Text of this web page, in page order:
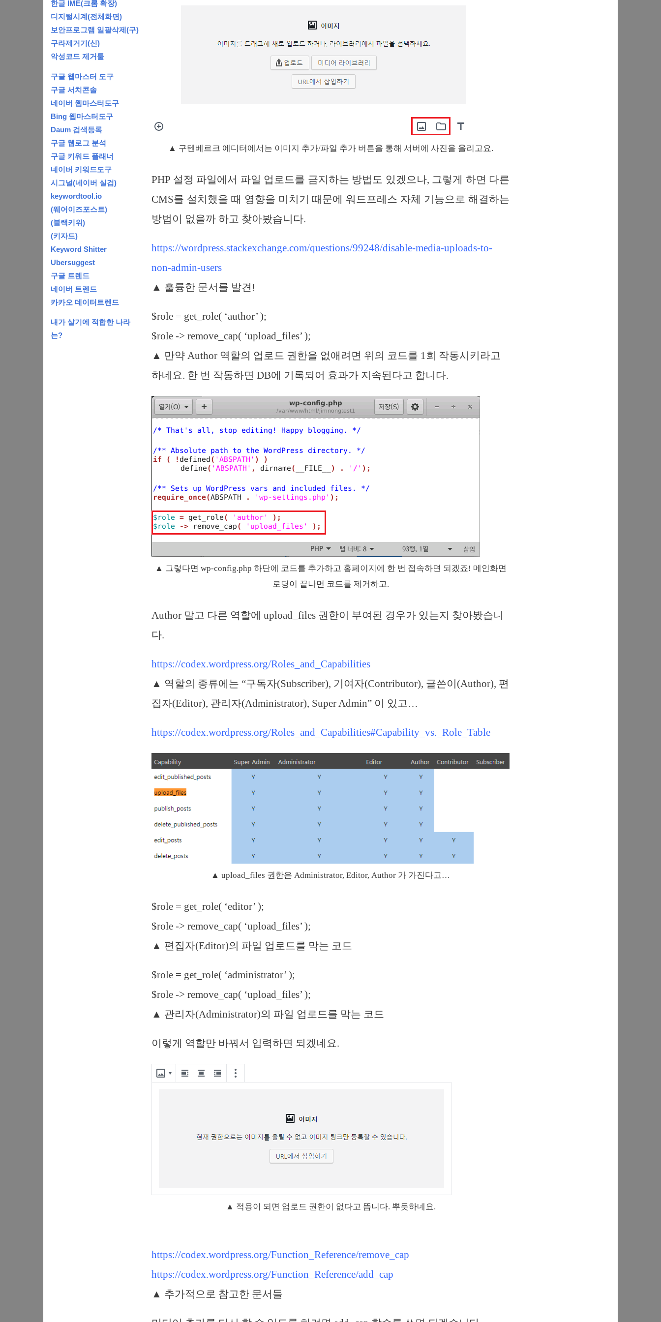
▲ 구텐베르크 에디터에서는 이미지 추가/파일 추가 버튼을 통해 서버에 사진을 올리고요.
PHP 설정 파일에서 파일 업로드를 금지하는 방법도 있겠으나, 그렇게 하면 다른
CMS를 설치했을 때 영향을 미치기 때문에 워드프레스 자체 기능으로 해결하는
방법이 없을까 하고 찾아봤습니다.
https://wordpress.stackexchange.com/questions/99248/disable-media-uploads-to-
non-admin-users
▲ 훌륭한 문서를 발견!
$role = get_role( ‘author’ );
$role -> remove_cap( ‘upload_files’ );
▲ 만약 Author 역할의 업로드 권한을 없애려면 위의 코드를 1회 작동시키라고
하네요. 한 번 작동하면 DB에 기록되어 효과가 지속된다고 합니다.
▲ 그렇다면 wp-config.php 하단에 코드를 추가하고 홈페이지에 한 번 접속하면 되겠죠! 메인화면
로딩이 끝나면 코드를 제거하고.
Author 말고 다른 역할에 upload_files 권한이 부여된 경우가 있는지 찾아봤습니
다.
https://codex.wordpress.org/Roles_and_Capabilities
▲ 역할의 종류에는 “구독자(Subscriber), 기여자(Contributor), 글쓴이(Author), 편
집자(Editor), 관리자(Administrator), Super Admin” 이 있고…
https://codex.wordpress.org/Roles_and_Capabilities#Capability_vs._Role_Table
▲ upload_files 권한은 Administrator, Editor, Author 가 가진다고…
$role = get_role( ‘editor’ );
$role -> remove_cap( ‘upload_files’ );
▲ 편집자(Editor)의 파일 업로드를 막는 코드
$role = get_role( ‘administrator’ );
$role -> remove_cap( ‘upload_files’ );
▲ 관리자(Administrator)의 파일 업로드를 막는 코드
이렇게 역할만 바꿔서 입력하면 되겠네요.
▲ 적용이 되면 업로드 권한이 없다고 뜹니다. 뿌듯하네요.
https://codex.wordpress.org/Function_Reference/remove_cap
https://codex.wordpress.org/Function_Reference/add_cap
▲ 추가적으로 참고한 문서들
한글 IME(크롬 확장)
디지털시계(전체화면)
보안프로그램 일괄삭제(구)
구라제거기(신)
악성코드 제거툴
구글 웹마스터 도구
구글 서치콘솔
네이버 웹마스터도구
Bing 웹마스터도구
Daum 검색등록
구글 웹로그 분석
구글 키워드 플래너
네이버 키워드도구
시그널(네이버 실검)
keywordtool.io
(웨어이즈포스트)
(블랙키위)
(키자드)
Keyword Shitter
Ubersuggest
구글 트렌드
네이버 트렌드
카카오 데이터트렌드
내가 살기에 적합한 나라
는?